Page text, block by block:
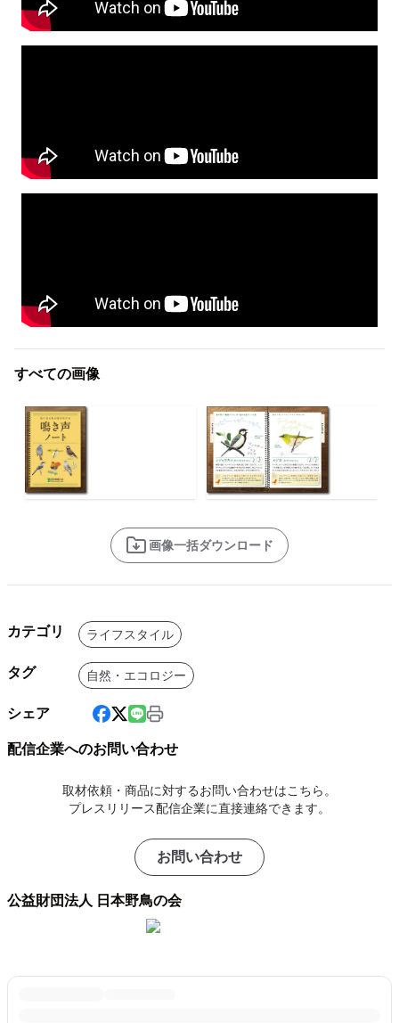
すべての画像
画像一括ダウンロード
カテゴリ ライフスタイル
タグ 自然・エコロジー
シェア
配信企業へのお問い合わせ
取材依頼・商品に対するお問い合わせはこちら。
プレスリリース配信企業に直接連絡できます。
お問い合わせ
公益財団法人 日本野鳥の会